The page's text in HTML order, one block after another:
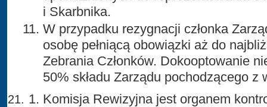
i Skarbnika.
W przypadku rezygnacji członka
osobę pełniącą obowiązki aż do
Zebrania Członków. Dokooptowanie
50% składu Zarządu pochodzącego z
Komisja Rewizyjna jest organem